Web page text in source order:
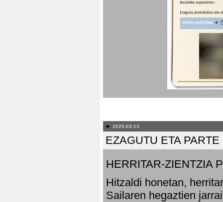
2025-03-13
EZAGUTU ETA
HERRITAR-ZIENTZIA
Hitzaldi honetan,
Sailaren hegaztien